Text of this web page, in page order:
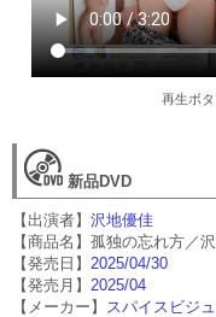
再生ボタ
新品DVD
【出演者】沢地優佳
【商品名】孤独の忘れ方／
【発売日】 2025/04/30
【発売月】 2025/04
【メーカー】
スパイスビジ